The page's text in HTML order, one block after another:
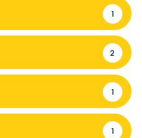
1
2
1
1